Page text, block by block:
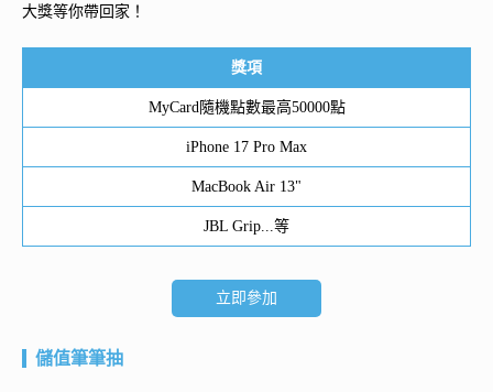
大獎等你帶回家！
獎項
MyCard隨機點數最高50000點
iPhone 17 Pro Max
MacBook Air 13"
JBL Grip...等
立即參加
儲值筆筆抽